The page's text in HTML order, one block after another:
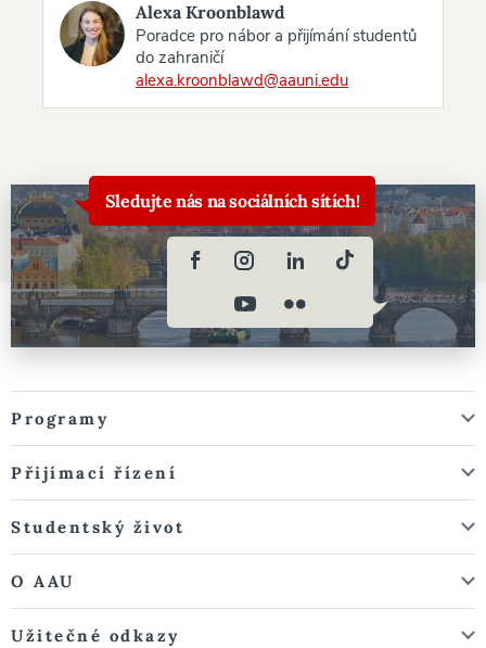
Alexa Kroonblawd
Poradce pro nábor a přijímání studentů
do zahraničí
alexa.kroonblawd@aauni.edu
Sledujte nás na sociálních sítích!
Programy
Přijímací řízení
Studentský život
O AAU
Užitečné odkazy